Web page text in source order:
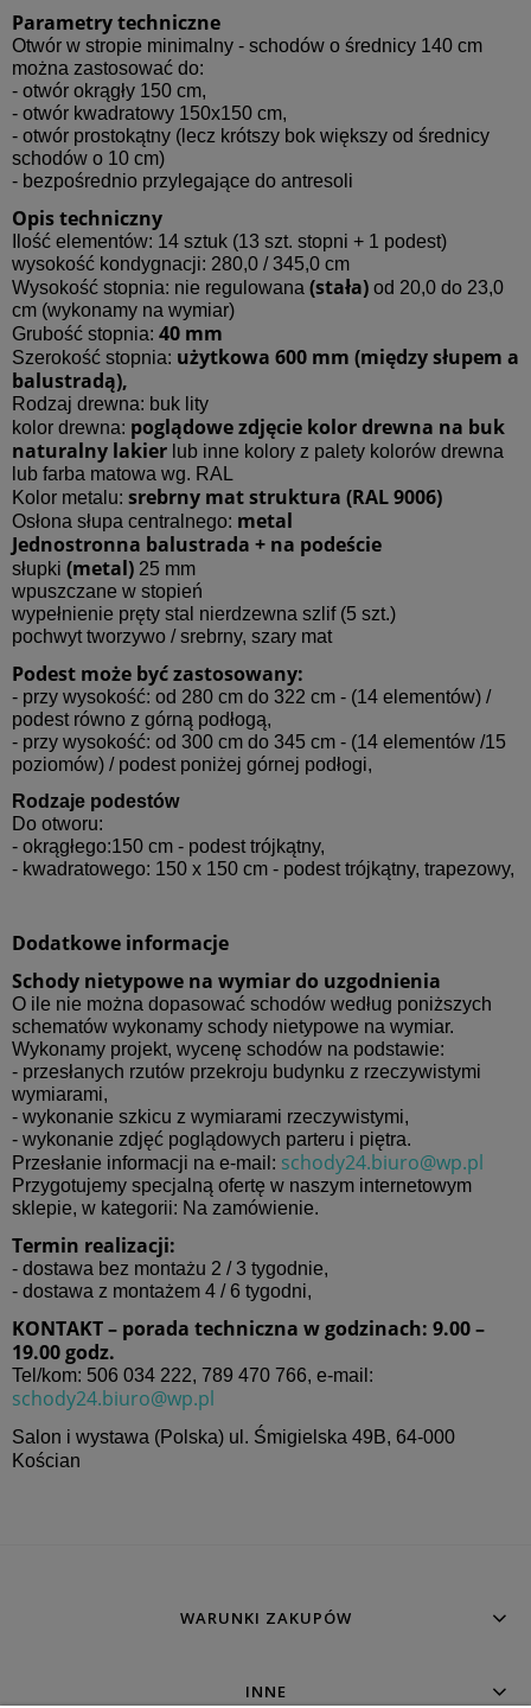
Parametry techniczne
Otwór w stropie minimalny - schodów o średnicy 140 cm
można zastosować do:
- otwór okrągły 150 cm,
- otwór kwadratowy 150x150 cm,
- otwór prostokątny (lecz krótszy bok większy od średnicy
schodów o 10 cm)
- bezpośrednio przylegające do antresoli
Opis techniczny
Ilość elementów: 14 sztuk (13 szt. stopni + 1 podest)
wysokość kondygnacji: 280,0 / 345,0 cm
Wysokość stopnia: nie regulowana (stała) od 20,0 do 23,0
cm (wykonamy na wymiar)
Grubość stopnia: 40 mm
Szerokość stopnia: użytkowa 600 mm (między słupem a
balustradą),
Rodzaj drewna: buk lity
kolor drewna: poglądowe zdjęcie kolor drewna na buk
naturalny lakier lub inne kolory z palety kolorów drewna
lub farba matowa wg. RAL
Kolor metalu: srebrny mat struktura (RAL 9006)
Osłona słupa centralnego: metal
Jednostronna balustrada + na podeście
słupki (metal) 25 mm
wpuszczane w stopień
wypełnienie pręty stal nierdzewna szlif (5 szt.)
pochwyt tworzywo / srebrny, szary mat
Podest może być zastosowany:
- przy wysokość: od 280 cm do 322 cm - (14 elementów) /
podest równo z górną podłogą,
- przy wysokość: od 300 cm do 345 cm - (14 elementów /15
poziomów) / podest poniżej górnej podłogi,
Rodzaje podestów
Do otworu:
- okrągłego:150 cm - podest trójkątny,
- kwadratowego: 150 x 150 cm - podest trójkątny, trapezowy,
Dodatkowe informacje
Schody nietypowe na wymiar do uzgodnienia
O ile nie można dopasować schodów według poniższych
schematów wykonamy schody nietypowe na wymiar.
Wykonamy projekt, wycenę schodów na podstawie:
- przesłanych rzutów przekroju budynku z rzeczywistymi
wymiarami,
- wykonanie szkicu z wymiarami rzeczywistymi,
- wykonanie zdjęć poglądowych parteru i piętra.
Przesłanie informacji na e-mail: schody24.biuro@wp.pl
Przygotujemy specjalną ofertę w naszym internetowym
sklepie, w kategorii: Na zamówienie.
Termin realizacji:
- dostawa bez montażu 2 / 3 tygodnie,
- dostawa z montażem 4 / 6 tygodni,
KONTAKT – porada techniczna w godzinach: 9.00 –
19.00 godz.
Tel/kom: 506 034 222, 789 470 766, e-mail:
schody24.biuro@wp.pl
Salon i wystawa (Polska) ul. Śmigielska 49B, 64-000
Kościan
WARUNKI ZAKUPÓW
INNE